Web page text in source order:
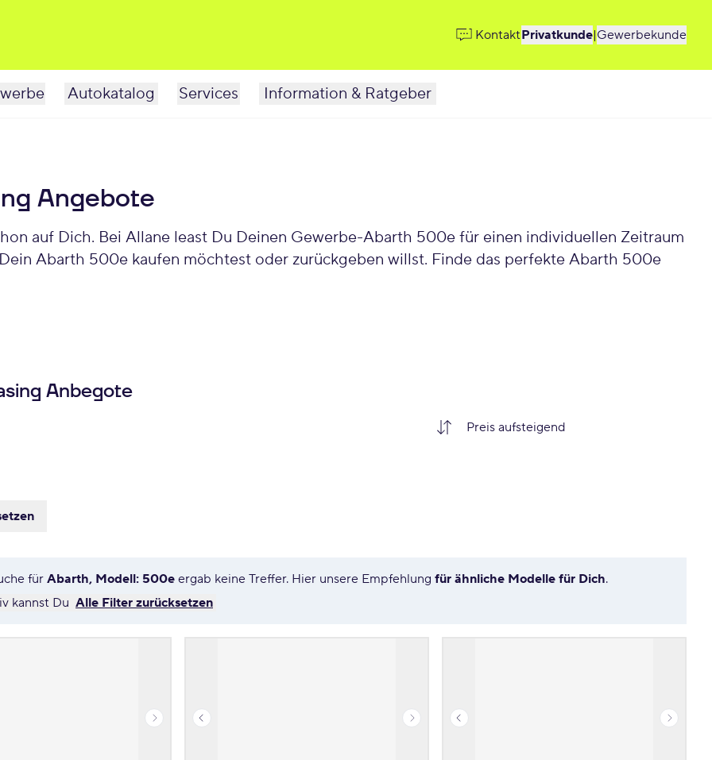
KontaktPrivatkunde|Gewerbekunde
Autokatalog Services Information & Ratgeber
Angebote
Abarth 500e kaufen möchtest oder zurückgeben willst. Finde das perfekte Abarth 500e
Anbegote
fürAbarth, Modell: 500e ergab keine Treffer. Hier unsere Empfehlung für ähnliche Modelle für Dich.
kannst Du Alle Filter zurücksetzen